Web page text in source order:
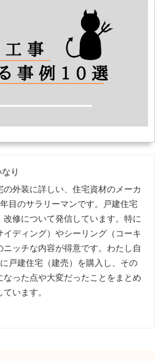
り
の外装に詳しい、住宅資材のメーカ
目のサラリーマンです。戸建住宅
改修について発信しています。特に
イディング）やシーリング（コーキ
ニッチな内容が得意です。わたし自
戸建住宅（建売）を購入し、その
なった点や大変だったことをまとめ
います。